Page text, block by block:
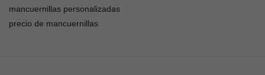
mancuernillas personalizadas
precio de mancuernillas